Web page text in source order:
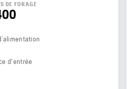
DE FORAGE
d'entrée